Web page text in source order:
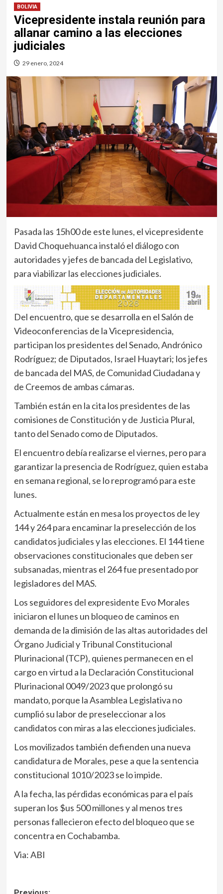
BOLIVIA
Vicepresidente instala reunión para
allanar camino a las elecciones
judiciales
29 enero, 2024
Pasada las 15h00 de este lunes, el vicepresidente
David Choquehuanca instaló el diálogo con
autoridades y jefes de bancada del Legislativo,
para viabilizar las elecciones judiciales.
Del encuentro, que se desarrolla en el Salón de
Videoconferencias de la Vicepresidencia,
participan los presidentes del Senado, Andrónico
Rodríguez; de Diputados, Israel Huaytari; los jefes
de bancada del MAS, de Comunidad Ciudadana y
de Creemos de ambas cámaras.
También están en la cita los presidentes de las
comisiones de Constitución y de Justicia Plural,
tanto del Senado como de Diputados.
El encuentro debía realizarse el viernes, pero para
garantizar la presencia de Rodríguez, quien estaba
en semana regional, se lo reprogramó para este
lunes.
Actualmente están en mesa los proyectos de ley
144 y 264 para encaminar la preselección de los
candidatos judiciales y las elecciones. El 144 tiene
observaciones constitucionales que deben ser
subsanadas, mientras el 264 fue presentado por
legisladores del MAS.
Los seguidores del expresidente Evo Morales
iniciaron el lunes un bloqueo de caminos en
demanda de la dimisión de las altas autoridades del
Órgano Judicial y Tribunal Constitucional
Plurinacional (TCP), quienes permanecen en el
cargo en virtud a la Declaración Constitucional
Plurinacional 0049/2023 que prolongó su
mandato, porque la Asamblea Legislativa no
cumplió su labor de preseleccionar a los
candidatos con miras a las elecciones judiciales.
Los movilizados también defienden una nueva
candidatura de Morales, pese a que la sentencia
constitucional 1010/2023 se lo impide.
A la fecha, las pérdidas económicas para el país
superan los $us 500 millones y al menos tres
personas fallecieron efecto del bloqueo que se
concentra en Cochabamba.
Via: ABI